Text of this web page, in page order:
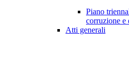
Piano
corruzione e
Atti generali